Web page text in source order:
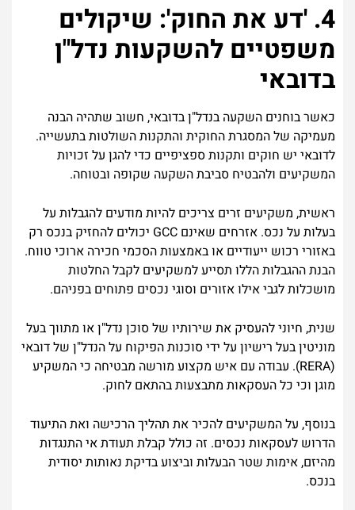
4. 'דע את החוק': שיקולים
משפטיים להשקעות נדל"ן
בדובאי
כאשר בוחנים השקעה בנדל"ן בדובאי, חשוב שתהיה הבנה
מעמיקה של המסגרת החוקית והתקנות השולטות בתעשייה.
לדובאי יש חוקים ותקנות ספציפיים כדי להגן על זכויות
המשקיעים ולהבטיח סביבת השקעה שקופה ובטוחה.
ראשית, משקיעים זרים צריכים להיות מודעים להגבלות על
בעלות על נכס. אזרחים שאינם GCC יכולים להחזיק בנכס רק
באזורי רכוש ייעודיים או באמצעות הסכמי חכירה ארוכי טווח.
הבנת ההגבלות הללו תסייע למשקיעים לקבל החלטות
מושכלות לגבי אילו אזורים וסוגי נכסים פתוחים בפניהם.
שנית, חיוני להעסיק את שירותיו של סוכן נדל"ן או מתווך בעל
מוניטין בעל רישיון על ידי סוכנות הפיקוח על הנדל"ן של דובאי
(RERA). עבודה עם איש מקצוע מורשה מבטיחה כי המשקיע
מוגן וכי כל העסקאות מתבצעות בהתאם לחוק.
בנוסף, על המשקיעים להכיר את תהליך הרכישה ואת התיעוד
הדרוש לעסקאות נכסים. זה כולל קבלת תעודת אי התנגדות
מהיזם, אימות שטר הבעלות וביצוע בדיקת נאותות יסודית
בנכס.